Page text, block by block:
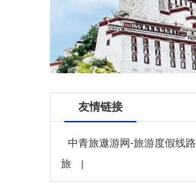
友情链接
中青旅遨游网-旅游度假线路
旅
|